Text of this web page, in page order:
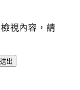
視內容，請